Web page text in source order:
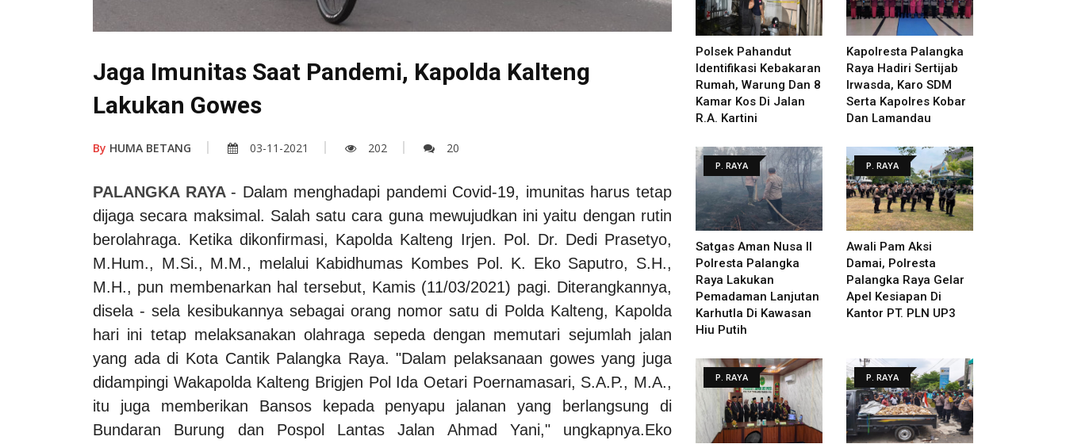
Jaga Imunitas Saat Pandemi, Kapolda Kalteng
Lakukan Gowes
By HUMA BETANG 03-11-2021 202 20
PALANGKA RAYA - Dalam menghadapi pandemi Covid-19, imunitas harus tetap
dijaga secara maksimal. Salah satu cara guna mewujudkan ini yaitu dengan rutin
berolahraga. Ketika dikonfirmasi, Kapolda Kalteng Irjen. Pol. Dr. Dedi Prasetyo,
M.Hum., M.Si., M.M., melalui Kabidhumas Kombes Pol. K. Eko Saputro, S.H.,
M.H., pun membenarkan hal tersebut, Kamis (11/03/2021) pagi. Diterangkannya,
disela - sela kesibukannya sebagai orang nomor satu di Polda Kalteng, Kapolda
hari ini tetap melaksanakan olahraga sepeda dengan memutari sejumlah jalan
yang ada di Kota Cantik Palangka Raya."Dalam pelaksanaan gowes yang juga
didampingi Wakapolda Kalteng Brigjen Pol Ida Oetari Poernamasari, S.A.P., M.A.,
itu juga memberikan Bansos kepada penyapu jalanan yang berlangsung di
Bundaran Burung dan Pospol Lantas Jalan Ahmad Yani," ungkapnya.Eko
Polsek Pahandut
Identifikasi Kebakaran
Rumah, Warung Dan 8
Kamar Kos Di Jalan
R.A. Kartini
Kapolresta Palangka
Raya Hadiri Sertijab
Irwasda, Karo SDM
Serta Kapolres Kobar
Dan Lamandau
P. RAYA
Satgas Aman Nusa II
Polresta Palangka
Raya Lakukan
Pemadaman Lanjutan
Karhutla Di Kawasan
Hiu Putih
P. RAYA
Awali Pam Aksi
Damai, Polresta
Palangka Raya Gelar
Apel Kesiapan Di
Kantor PT. PLN UP3
P. RAYA P. RAYA